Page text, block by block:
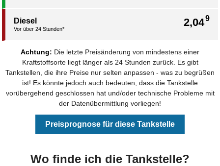
2,049
Diesel
Vor über 24 Stunden*
Achtung: Die letzte Preisänderung von mindestens einer
Kraftstoffsorte liegt länger als 24 Stunden zurück. Es gibt
Tankstellen, die ihre Preise nur selten anpassen - was zu begrüßen
ist! Es könnte jedoch auch bedeuten, dass die Tankstelle
vorübergehend geschlossen hat und/oder technische Probleme mit
der Datenübermittlung vorliegen!
Preisprognose für diese Tankstelle
Wo finde ich die Tankstelle?